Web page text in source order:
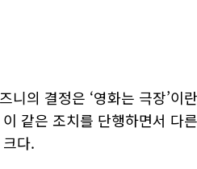
니의 결정은 ‘영화는 극장’
이 같은 조치를 단행하면서 다
다.